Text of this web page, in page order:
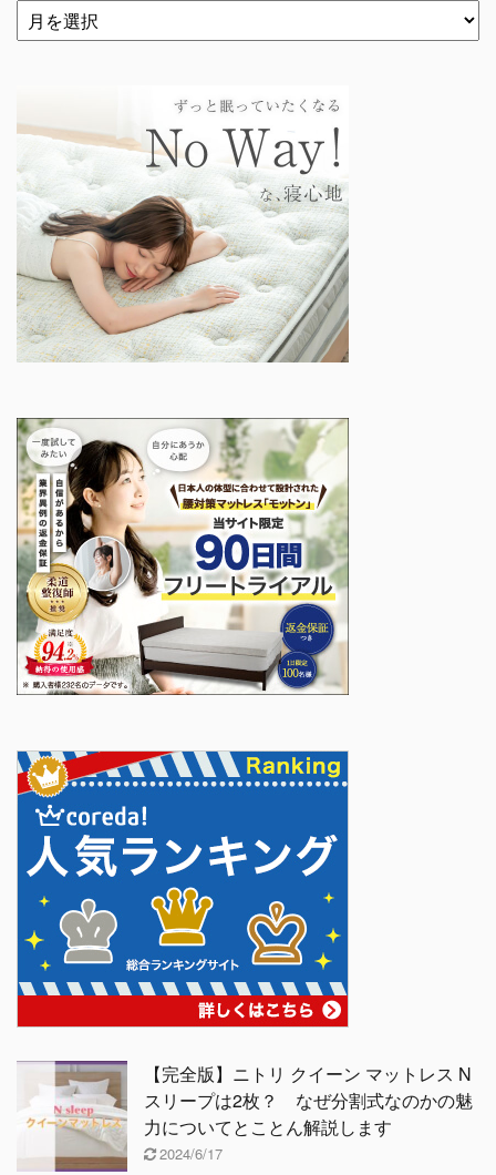
【完全版】ニトリ クイーン マットレス N
スリープは2枚？ なぜ分割式なのかの魅
力についてとことん解説します
2024/6/17